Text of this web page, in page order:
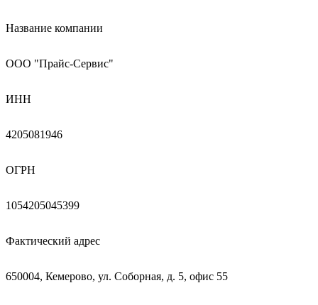
Название компании
ООО "Прайс-Сервис"
ИНН
4205081946
ОГРН
1054205045399
Фактический адрес
650004, Кемерово, ул. Соборная, д. 5, офис 55